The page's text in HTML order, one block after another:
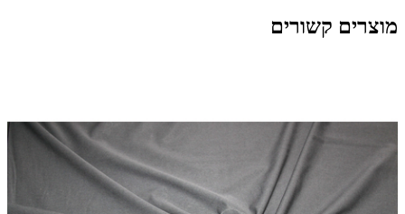
מוצרים קשורים